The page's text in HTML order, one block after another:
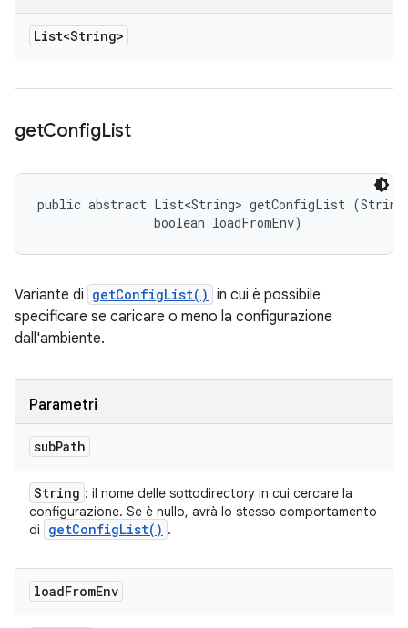
List<String>
getConfigList
public abstract List<String> getConfigList
                boolean loadFromEnv)
Variante di getConfigList() in cui è possibile
specificare se caricare o meno la configurazione
dall'ambiente.
Parametri
subPath
String : il nome delle sottodirectory in cui cercare la
configurazione. Se è nullo, avrà lo stesso comportamento
di
getConfigList( ) .
loadFromEnv